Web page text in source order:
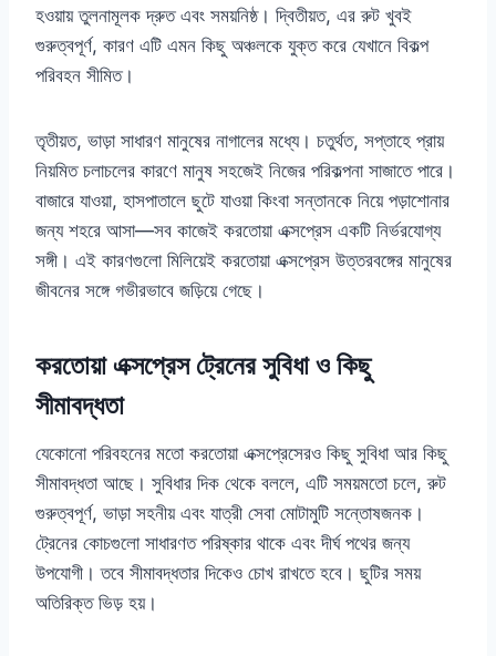
হওয়ায় তুলনামূলক দ্রুত এবং সময়নিষ্ঠ। দ্বিতীয়ত, এর রুট খুবই
গুরুত্বপূর্ণ, কারণ এটি এমন কিছু অঞ্চলকে যুক্ত করে যেখানে বিকল্প
পরিবহন সীমিত।
তৃতীয়ত, ভাড়া সাধারণ মানুষের নাগালের মধ্যে। চতুর্থত, সপ্তাহে প্রায়
নিয়মিত চলাচলের কারণে মানুষ সহজেই নিজের পরিকল্পনা সাজাতে পারে।
বাজারে যাওয়া, হাসপাতালে ছুটে যাওয়া কিংবা সন্তানকে নিয়ে পড়াশোনার
জন্য শহরে আসা—সব কাজেই করতোয়া এক্সপ্রেস একটি নির্ভরযোগ্য
সঙ্গী। এই কারণগুলো মিলিয়েই করতোয়া এক্সপ্রেস উত্তরবঙ্গের মানুষের
জীবনের সঙ্গে গভীরভাবে জড়িয়ে গেছে।
করতোয়া এক্সপ্রেস ট্রেনের সুবিধা ও কিছু
সীমাবদ্ধতা
যেকোনো পরিবহনের মতো করতোয়া এক্সপ্রেসেরও কিছু সুবিধা আর কিছু
সীমাবদ্ধতা আছে। সুবিধার দিক থেকে বললে, এটি সময়মতো চলে, রুট
গুরুত্বপূর্ণ, ভাড়া সহনীয় এবং যাত্রী সেবা মোটামুটি সন্তোষজনক।
ট্রেনের কোচগুলো সাধারণত পরিষ্কার থাকে এবং দীর্ঘ পথের জন্য
উপযোগী। তবে সীমাবদ্ধতার দিকেও চোখ রাখতে হবে। ছুটির সময়
অতিরিক্ত ভিড় হয়।